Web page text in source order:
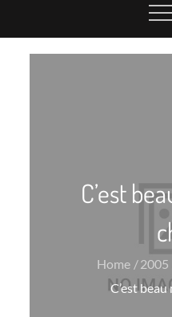
C’est
Home 2005
C’est beau